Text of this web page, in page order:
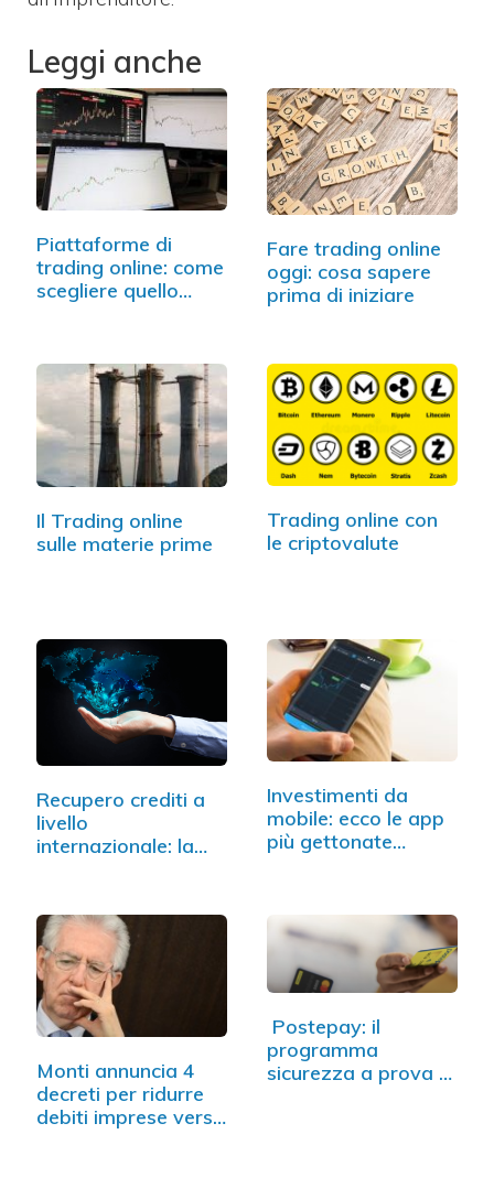
Leggi anche
Piattaforme di
trading online: come
scegliere quello…
Fare trading online
oggi: cosa sapere
prima di iniziare
Il Trading online
sulle materie prime
Trading online con
le criptovalute
Recupero crediti a
livello
internazionale: la
Investimenti da
mobile: ecco le app
più gettonate…
Monti annuncia 4
decreti per ridurre
debiti imprese verso
Postepay: il
programma
sicurezza a prova di